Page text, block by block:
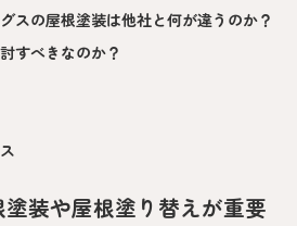
スの屋根塗装は他社と何が違うのか？
すべきなのか？
装や屋根塗り替えが重要